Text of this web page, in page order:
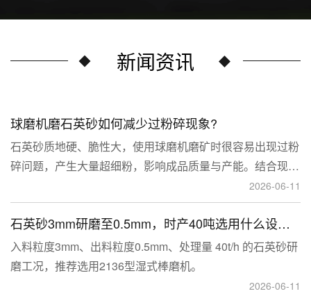
新闻资讯
球磨机磨石英砂如何减少过粉碎现象?
石英砂质地硬、脆性大，使用球磨机磨矿时很容易出现过粉
碎问题，产生大量超细粉，影响成品质量与产能。结合现场
生产经验，可通过工艺、研磨介质、运行参数、配套设备多
维度优化，改善该问题。
2026-06-11
石英砂3mm研磨至0.5mm，时产40吨选用什么设备？
入料粒度3mm、出料粒度0.5mm、处理量 40t/h 的石英砂研
磨工况，推荐选用2136型湿式棒磨机。
2026-06-11